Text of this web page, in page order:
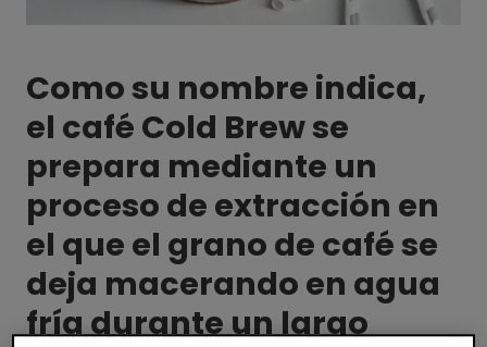
Como su nombre indica,
el café Cold Brew se
prepara mediante un
proceso de extracción en
el que el grano de café se
deja macerando en agua
fría durante un largo